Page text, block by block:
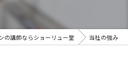
の講師ならショーリュー堂 当社の強み